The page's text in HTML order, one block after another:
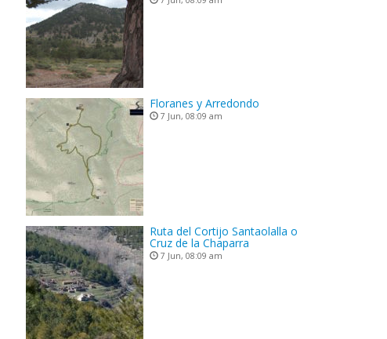
Floranes y Arredondo
7 Jun, 08:09 am
Ruta del Cortijo Santaolalla o
Cruz de la Chaparra
7 Jun, 08:09 am